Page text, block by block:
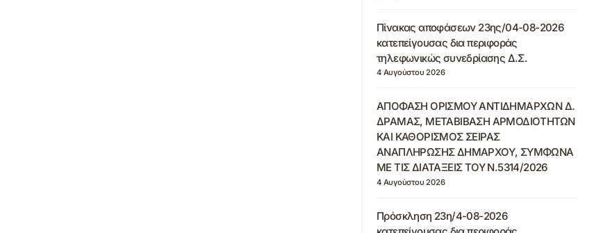
Πίνακας αποφάσεων 23ης/04-08-2026
κατεπείγουσας δια περιφοράς
τηλεφωνικώς συνεδρίασης Δ.Σ.
4 Αυγούστου 2026
ΑΠΟΦΑΣΗ ΟΡΙΣΜΟΥ ΑΝΤΙΔΗΜΑΡΧΩΝ Δ.
ΔΡΑΜΑΣ, ΜΕΤΑΒΙΒΑΣΗ ΑΡΜΟΔΙΟΤΗΤΩΝ
ΚΑΙ ΚΑΘΟΡΙΣΜΟΣ ΣΕΙΡΑΣ
ΑΝΑΠΛΗΡΩΣΗΣ ΔΗΜΑΡΧΟΥ, ΣΥΜΦΩΝΑ
ΜΕ ΤΙΣ ΔΙΑΤΑΞΕΙΣ ΤΟΥ Ν.5314/2026
4 Αυγούστου 2026
Πρόσκληση 23η/4-08-2026